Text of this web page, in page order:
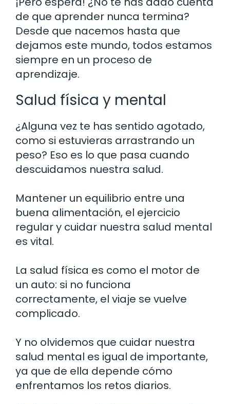
de que aprender nunca termina?
Desde que nacemos hasta que
dejamos este mundo, todos estamos
siempre en un proceso de
aprendizaje.
Salud física y mental
¿Alguna vez te has sentido agotado,
como si estuvieras arrastrando un
peso? Eso es lo que pasa cuando
descuidamos nuestra salud.
Mantener un equilibrio entre una
buena alimentación, el ejercicio
regular y cuidar nuestra salud mental
es vital.
La salud física es como el motor de
un auto: si no funciona
correctamente, el viaje se vuelve
complicado.
Y no olvidemos que cuidar nuestra
salud mental es igual de importante,
ya que de ella depende cómo
enfrentamos los retos diarios.